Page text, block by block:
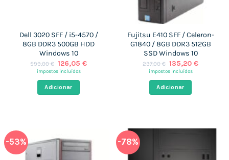
Dell 3020 SFF / i5-4570 /
8GB DDR3 500GB HDD
Windows 10
599,00€ O
preço
era:
599,00 €.
126,05€O
impostos incluídos
Adicionar
Fujitsu E410 SFF / Celeron-
G1840 / 8GB DDR3 512GB
SSD Windows 10
237,00€ O
preço
era:
237,00 €.
135,20€O
impostos incluídos
Adicionar
-53% -78%